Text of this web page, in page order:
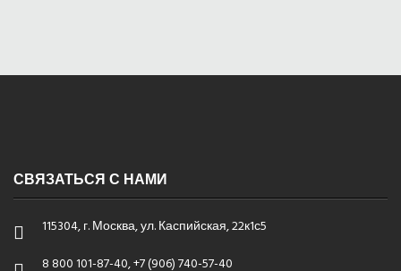
СВЯЗАТЬСЯ С НАМИ
115304, г. Москва, ул. Каспийская, 22к1с5
8 800 101-87-40, +7 (906) 740-57-40